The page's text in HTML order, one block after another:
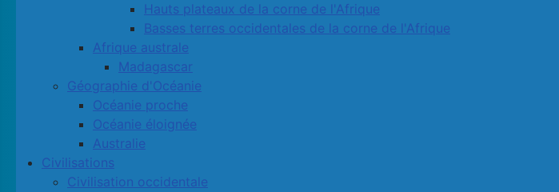
Hauts plateaux de la corne de l'Afrique
Basses terres occidentales de la corne de l'Afrique
Afrique australe
Madagascar
Géographie d'Océanie
Océanie proche
Océanie éloignée
Australie
Civilisations
Civilisation occidentale